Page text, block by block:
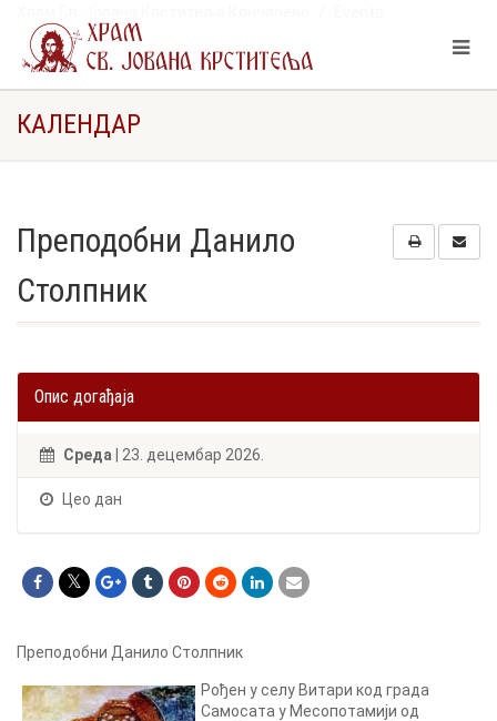
Преподобни Данило Столпник
КАЛЕНДАР
Преподобни Данило
Столпник
Опис догађаја
Cреда | 23. децембар 2026.
Цео дан
Преподобни Данило Столпник
Рођен у селу Витари код града
Самосата у Месопотамији од